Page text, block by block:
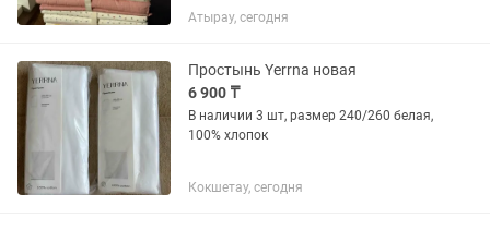
и большой выбор цветов.
Атырау, сегодня
Простынь Yerrna новая
6 900 ₸
В наличии 3 шт, размер 240/260 белая,
100% хлопок
Кокшетау, сегодня